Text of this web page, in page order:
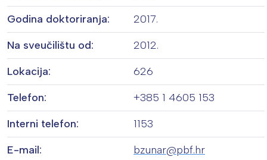
Godina doktoriranja:
2017.
Na sveučilištu od:
2012.
Lokacija:
626
Telefon:
+385 1 4605 153
Interni telefon:
1153
E-mail:
bzunar@pbf.hr